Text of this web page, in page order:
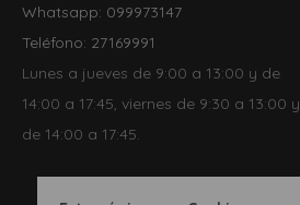
Whatsapp: 099973147
Teléfono: 27169991
Lunes a jueves de 9:00 a 13:00 y de
14:00 a 17:45, viernes de 9:30 a 13:00 y
de 14:00 a 17:45.